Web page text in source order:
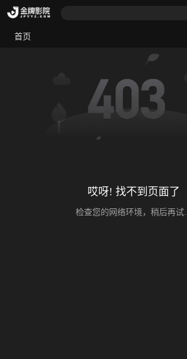
首页
哎呀! 找不到页面了
检查您的网络环境，稍后再试...